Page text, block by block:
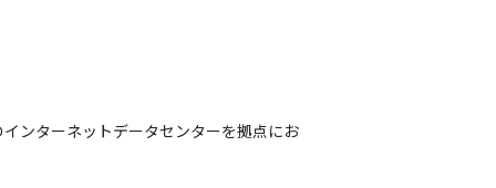
ンターネットデータセンターを拠点にお